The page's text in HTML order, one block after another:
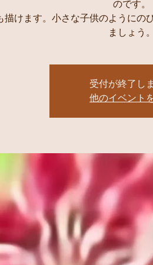
のです。
描けます。小さな子供のようにの
受付が終了し
他のイベント